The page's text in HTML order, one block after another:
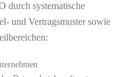
durch systematische
und Vertragsmuster sowie